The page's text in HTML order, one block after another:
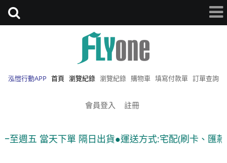
泓愷行動APP 首頁 瀏覽紀錄 瀏覽紀錄 購物車 填寫付款單 訂單查詢
會員登入 註冊
當天下單 隔日出貨●運送方式:宅配(刷卡、匯款)、